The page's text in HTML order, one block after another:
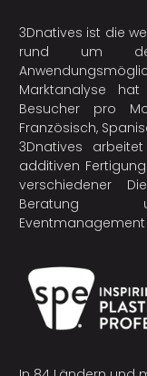
3Dnatives ist die
rund um
Marktanalyse
Besucher pro
Französisch,
3Dnatives
additiven Fertigung
verschiedener
Beratung